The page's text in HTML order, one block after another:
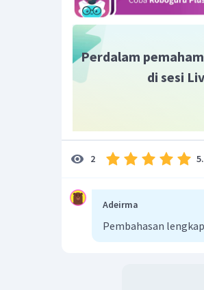
Perdalam
di sesi
2
Adeirma
Pembahasan